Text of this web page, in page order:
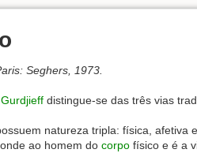
Seghers, 1973.
Gurdjieff distingue-se das três vias
natureza tripla: física, afetiva
ao homem do corpo físico e é a